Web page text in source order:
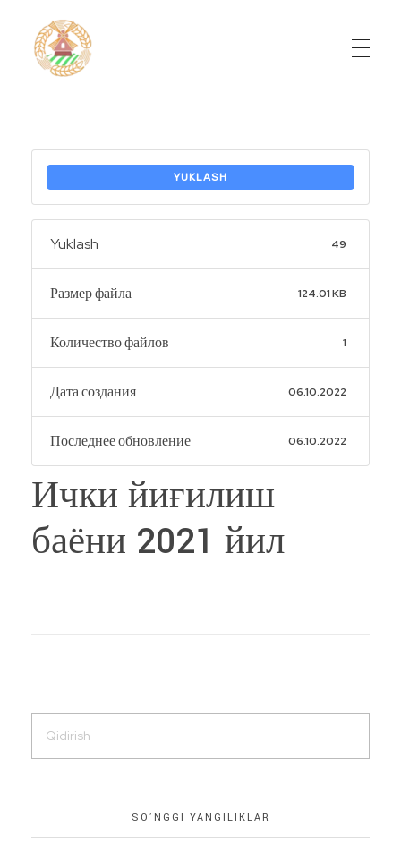
YUKLASH
Yuklash 49
Размер файла 124.01 KB
Количество файлов 1
Дата создания 06.10.2022
Последнее обновление 06.10.2022
Ички йиғилиш
баёни 2021 йил
SO’NGGI YANGILIKLAR